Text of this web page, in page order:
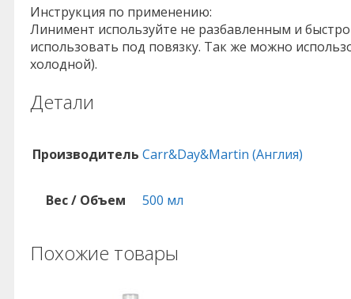
Инструкция по применению:
Линимент используйте не разбавленным и
использовать под повязку. Так же можно
холодной).
Детали
Производитель Carr&Day&Martin (Англия)
Вес / Объем 500 мл
Похожие товары